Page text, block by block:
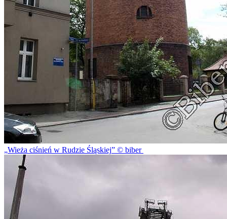
Wieża ciśnień w Rudzie Śląskiej © biber